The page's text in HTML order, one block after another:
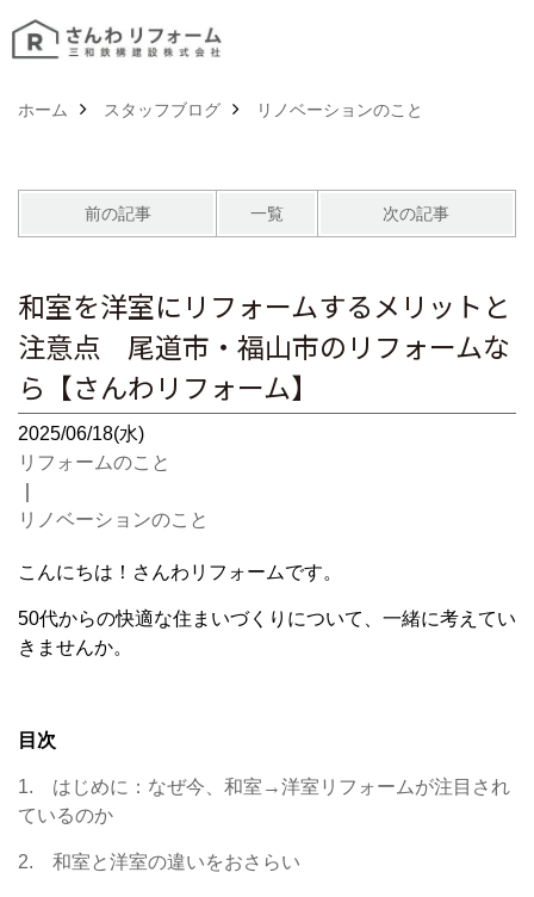
ホーム スタッフブログ リノベーションのこと
前の記事 一覧 次の記事
和室を洋室にリフォームするメリットと
注意点 尾道市・福山市のリフォームな
ら【さんわリフォーム】
2025/06/18(水)
リフォームのこと
リノベーションのこと
こんにちは！さんわリフォームです。
50代からの快適な住まいづくりについて、一緒に考えてい
きませんか。
目次
1. はじめに：なぜ今、和室→洋室リフォームが注目され
ているのか
2. 和室と洋室の違いをおさらい